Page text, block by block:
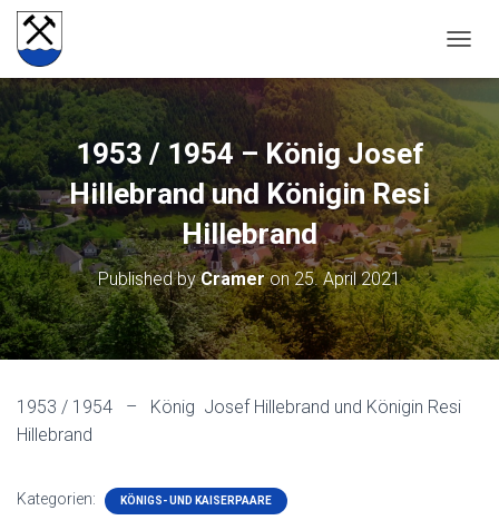
1953 / 1954 – König Josef
Hillebrand und Königin Resi
Hillebrand
Published byCrameron25. April 2021
1953 / 1954 – König Josef Hillebrand und Königin Resi
Hillebrand
Kategorien: KÖNIGS- UND KAISERPAARE